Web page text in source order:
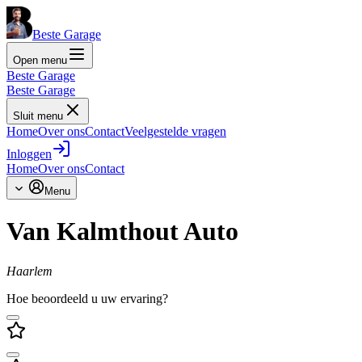
Beste Garage
Open menu
Beste Garage
Beste Garage
Sluit menu
HomeOver onsContactVeelgestelde vragen
Inloggen
HomeOver onsContact
Menu
Van Kalmthout Auto
Haarlem
Hoe beoordeeld u uw ervaring?